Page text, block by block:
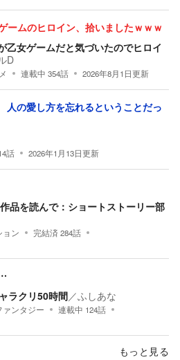
ムのヒロイン、拾いましたｗｗｗ
乙女ゲームだと気づいたのでヒロイ
D
連載中 354話 2026年8月1日更新
の愛し方を忘れるということだっ
話 2026年1月13日更新
品を読んで：ショートストーリー部
ョン 完結済284話
ラクリ50時間／ふしあな
ァンタジー 連載中 124話
もっと見る